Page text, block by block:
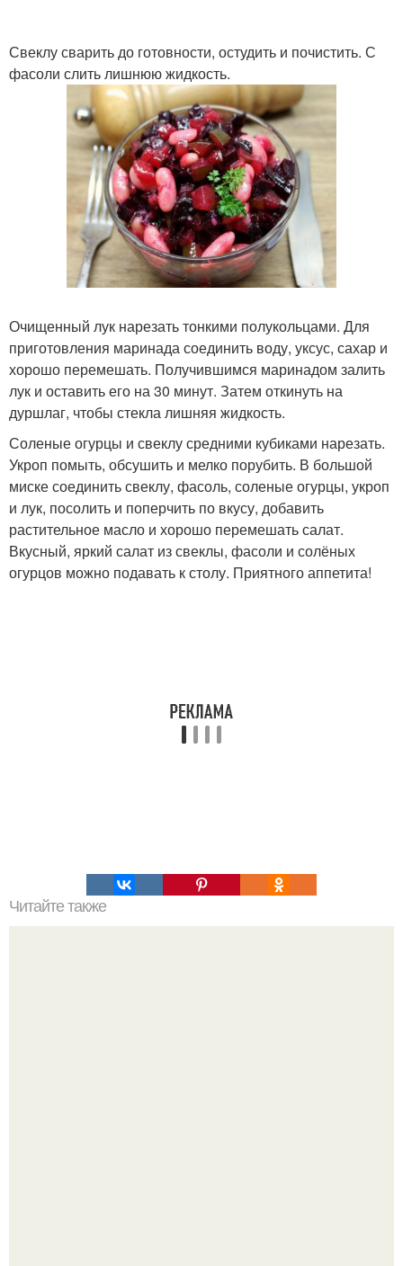
Свеклу сварить до готовности, остудить и почистить. С
фасоли слить лишнюю жидкость.
Очищенный лук нарезать тонкими полукольцами. Для
приготовления маринада соединить воду, уксус, сахар и
хорошо перемешать. Получившимся маринадом залить
лук и оставить его на 30 минут. Затем откинуть на
дуршлаг, чтобы стекла лишняя жидкость.
Соленые огурцы и свеклу средними кубиками нарезать.
Укроп помыть, обсушить и мелко порубить. В большой
миске соединить свеклу, фасоль, соленые огурцы, укроп
и лук, посолить и поперчить по вкусу, добавить
растительное масло и хорошо перемешать салат.
Вкусный, яркий салат из свеклы, фасоли и солёных
огурцов можно подавать к столу. Приятного аппетита!
Читайте также